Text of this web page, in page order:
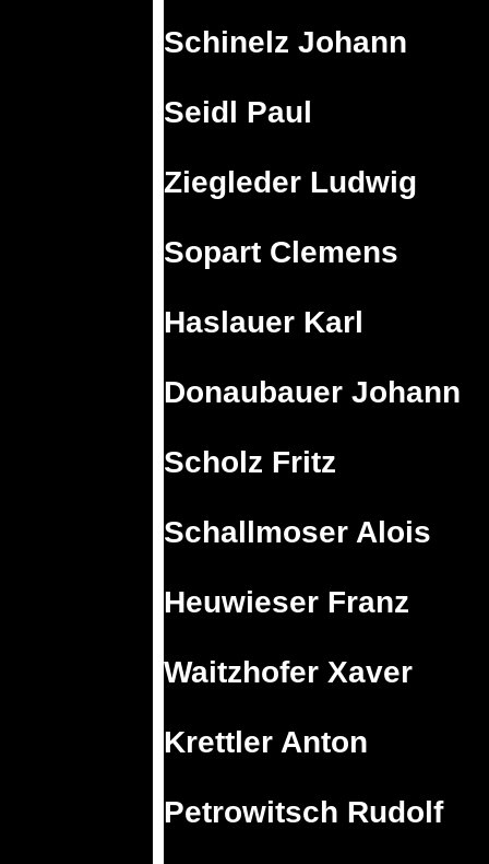
Schinelz Johann
Seidl Paul
Ziegleder Ludwig
Sopart Clemens
Haslauer Karl
Donaubauer Johann
Scholz Fritz
Schallmoser Alois
Heuwieser Franz
Waitzhofer Xaver
Krettler Anton
Petrowitsch Rudolf